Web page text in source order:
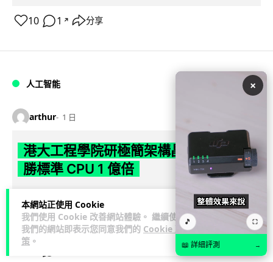
本網站正使用 Cookie
我們使用 Cookie 改善網站體驗。 繼續使用
我們的網站即表示您同意我們的 Cookie 政
策 。
10 1 ↗ 分享
人工智能
arthur 1 日
港大工程學院研極簡架構晶片 搜尋速度
勝標準 CPU 1 億倍
港大團隊研發極簡架構模擬內容尋址記憶體（CAM）晶片，用
二硫化鉬及半金屬銻克服傳輸瓶頸，漢明距離計算速度比標準
CPU快1億倍，每次搜尋耗能低...
閱讀全文
×
🎵 ⛶
📖 詳細評測 →